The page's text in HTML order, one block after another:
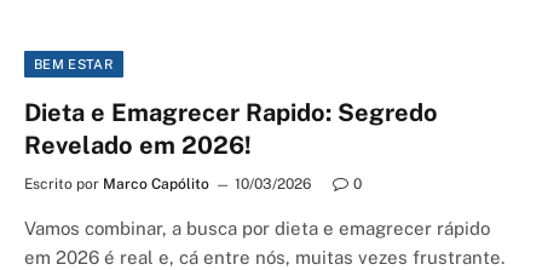
BEM ESTAR
Dieta e Emagrecer Rapido: Segredo
Revelado em 2026!
Escrito por Marco Capólito 10/03/2026 0
Vamos combinar, a busca por dieta e emagrecer rápido
em 2026 é real e, cá entre nós, muitas vezes frustrante.